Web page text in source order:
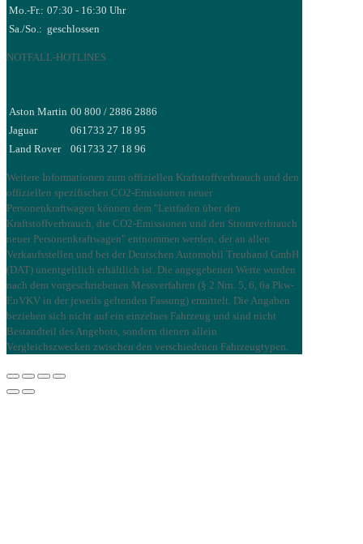
Mo.-Fr.: 07:30 - 16:30 Uhr
Sa./So.: geschlossen
NOTFALL-HOTLINES
Aston Martin 00 800 / 2886 2886
Jaguar
061733 27 18 95
Land Rover
061733 27 18 96
Weitere Informationen zum offiziellen Kraftstoffverbrauch und den
offiziellen spezifischen CO2-Emissionen neuer
Personenkraftwagen können dem "Leitfaden über den
Kraftstoffverbrauch, die CO2-Emissionen und den Stromverbrauch
neuer Personenkraftwagen" entnommen werden, der an allen
Verkaufsstellen und bei der Deutschen Automobil Treuhand GmbH
(DAT) unentgeltlich erhältlich ist. Die angegebenen Werte wurden
nach dem vorgeschriebenen Messverfahren (§ 2 Nrn. 5, 6, 6a Pkw-
EnVKV in der jeweils geltenden Fassung) ermittelt. Die Angaben
beziehen sich nicht auf ein einzelnes Fahrzeug und sind nicht
Bestandteil des Angebots, sondern dienen allein
Vergleichszwecken zwischen den verschiedenen Fahrzeugtypen.